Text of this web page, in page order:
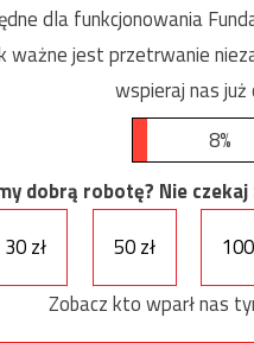
dla funkcjonowania
jest przetrwanie
wspieraj nas
8%
dobrą robotę? Nie
30 zł
50 zł
Zobacz kto wparł nas